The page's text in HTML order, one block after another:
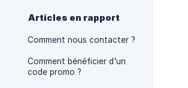
Articles en rapport
Comment nous contacter ?
Comment bénéficier d'un
code promo ?